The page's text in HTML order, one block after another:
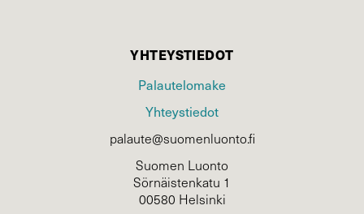
YHTEYSTIEDOT
Palautelomake
Yhteystiedot
palaute@suomenluonto.fi
Suomen Luonto
Sörnäistenkatu 1
00580 Helsinki